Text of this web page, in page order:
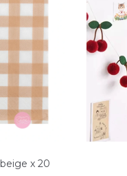
x 20